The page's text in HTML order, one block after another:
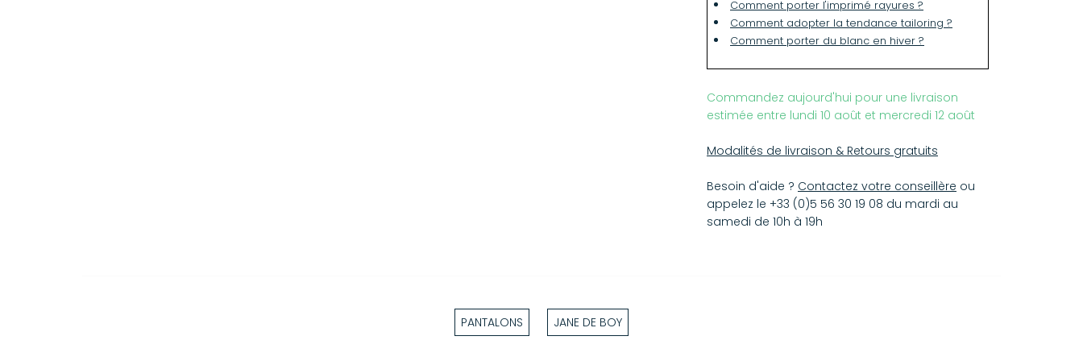
prendre une taille au dessus.
Comment porter l'imprimé rayures ?
Comment adopter la tendance tailoring ?
Comment porter du blanc en hiver ?
Commandez aujourd'hui pour une livraison
estimée entre lundi 10 août et mercredi 12 août
Modalités de livraison & Retours gratuits
Besoin d'aide ? Contactez votre conseillère ou
appelez le +33 (0)5 56 30 19 08 du mardi au
samedi de 10h à 19h
PANTALONS JANE DE BOY